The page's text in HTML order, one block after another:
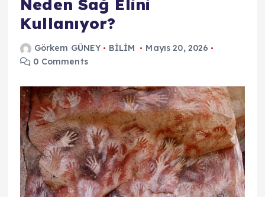
Neden Sağ Elini
Kullanıyor?
Görkem GÜNEY BİLİM
Mayıs 20, 2026
0 Comments